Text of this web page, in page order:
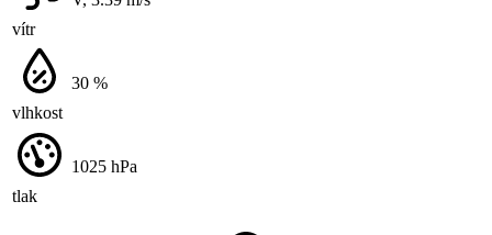
vítr
vlhkost
30 %
tlak
1025 hPa